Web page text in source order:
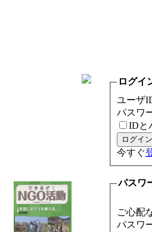
ログイ
ユーザ
パスワ
IDと
今すぐ
パスワ
ご心配
パスワ